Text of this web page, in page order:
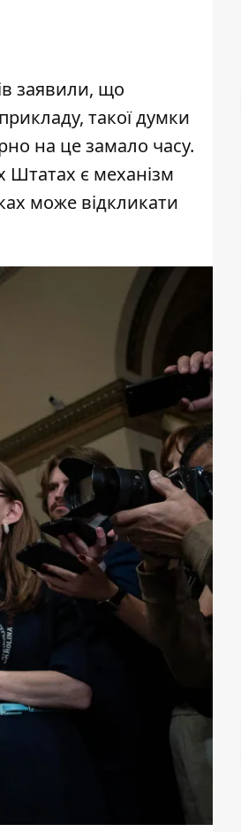
заявили, що
такої думки
на це замало часу.
Штатах є механізм
може відкликати